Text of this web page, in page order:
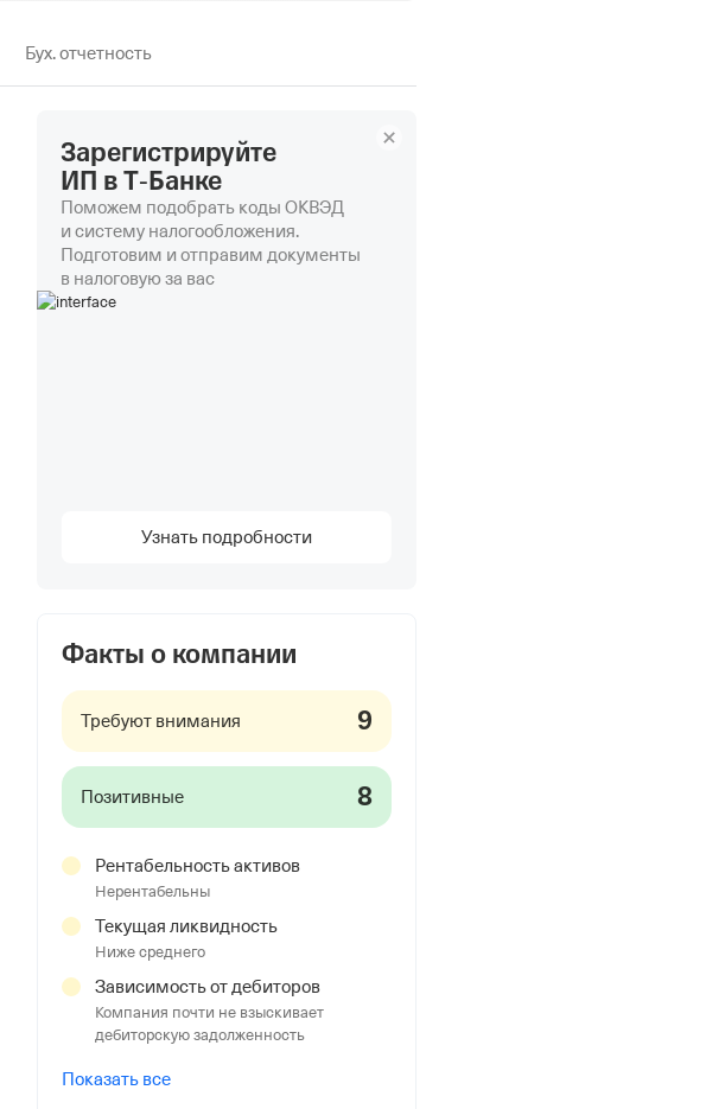
Бух. отчетность
Зарегистрируйте
ИП в Т‑Банке
Поможем подобрать коды ОКВЭД
и систему налогообложения.
Подготовим и отправим документы
в налоговую за вас
Узнать подробности
Факты о компании
Требуют внимания 9
Позитивные 8
Рентабельность активов
Нерентабельны
Текущая ликвидность
Ниже среднего
Зависимость от дебиторов
Компания почти не взыскивает
дебиторскую задолженность
Показать все